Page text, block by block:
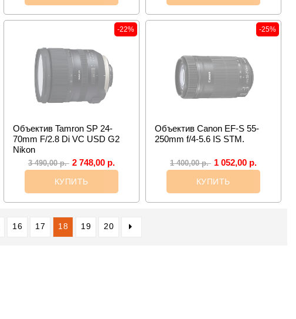
-22%
Объектив Tamron SP 24-
70mm F/2.8 Di VC USD G2
Nikon
3 490,00р. 2 748,00 р.
КУПИТЬ
-25%
Объектив Canon EF-S 55-
250mm f/4-5.6 IS STM.
1 400,00р. 1 052,00 р.
КУПИТЬ
16 17 18 19 20